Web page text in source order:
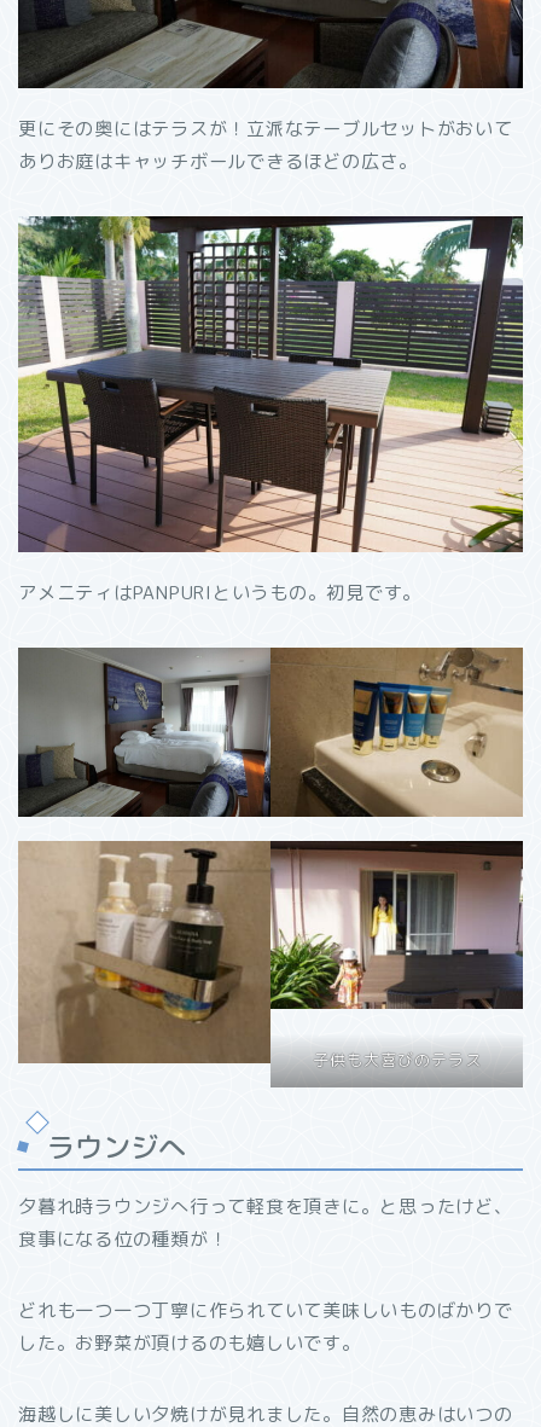
更にその奥にはテラスが！立派なテーブルセットがおいて
ありお庭はキャッチボールできるほどの広さ。
アメニティはPANPURIというもの。初見です。
子供も大喜びのテラス
ラウンジへ
夕暮れ時ラウンジへ行って軽食を頂きに。と思ったけど、
食事になる位の種類が！
どれも一つ一つ丁寧に作られていて美味しいものばかりで
した。お野菜が頂けるのも嬉しいです。
海越しに美しい夕焼けが見れました。自然の恵みはいつの